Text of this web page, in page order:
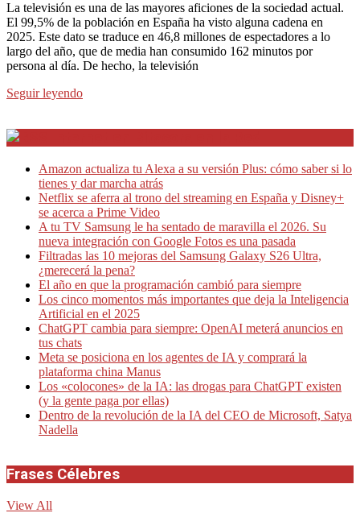
La televisión es una de las mayores aficiones de la sociedad actual.
El 99,5% de la población en España ha visto alguna cadena en
2025. Este dato se traduce en 46,8 millones de espectadores a lo
largo del año, que de media han consumido 162 minutos por
persona al día. De hecho, la televisión
Seguir leyendo
Amazon actualiza tu Alexa a su versión Plus: cómo saber si lo
tienes y dar marcha atrás
Netflix se aferra al trono del streaming en España y Disney+
se acerca a Prime Video
A tu TV Samsung le ha sentado de maravilla el 2026. Su
nueva integración con Google Fotos es una pasada
Filtradas las 10 mejoras del Samsung Galaxy S26 Ultra,
¿merecerá la pena?
El año en que la programación cambió para siempre
Los cinco momentos más importantes que deja la Inteligencia
Artificial en el 2025
ChatGPT cambia para siempre: OpenAI meterá anuncios en
tus chats
Meta se posiciona en los agentes de IA y comprará la
plataforma china Manus
Los «colocones» de la IA: las drogas para ChatGPT existen
(y la gente paga por ellas)
Dentro de la revolución de la IA del CEO de Microsoft, Satya
Nadella
Frases Célebres
View All